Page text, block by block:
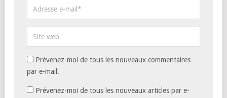
Prévenez-moi de tous les nouveaux commentaires
par e-mail.
Prévenez-moi de tous les nouveaux articles par e-